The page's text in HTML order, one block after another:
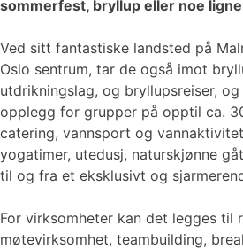
sommerfest, bryllup eller noe
Ved sitt fantastiske landsted på
Oslo sentrum, tar de også imot
utdrikningslag, og bryllupsreiser,
opplegg for grupper på opptil ca.
catering, vannsport og
yogatimer, utedusj, naturskjønne
til og fra et eksklusivt og
For virksomheter kan det legges til
møtevirksomhet, teambuilding,